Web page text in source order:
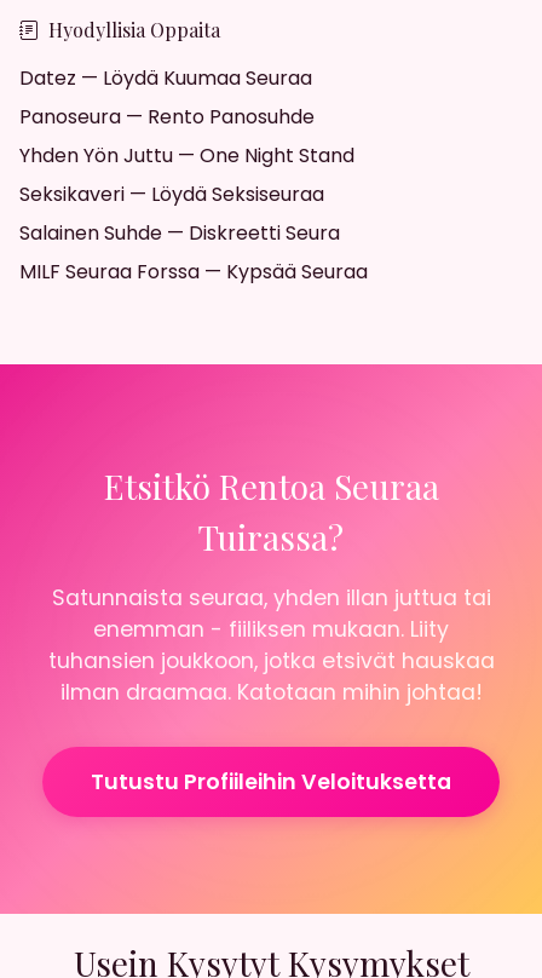
Hyodyllisia Oppaita
Datez — Löydä Kuumaa Seuraa
Panoseura — Rento Panosuhde
Yhden Yön Juttu — One Night Stand
Seksikaveri — Löydä Seksiseuraa
Salainen Suhde — Diskreetti Seura
MILF Seuraa Forssa — Kypsää Seuraa
Etsitkö Rentoa Seuraa
Tuirassa?
Satunnaista seuraa, yhden illan juttua tai
enemman - fiiliksen mukaan. Liity
tuhansien joukkoon, jotka etsivät hauskaa
ilman draamaa. Katotaan mihin johtaa!
Tutustu Profiileihin Veloituksetta
Usein Kysytyt Kysymykset